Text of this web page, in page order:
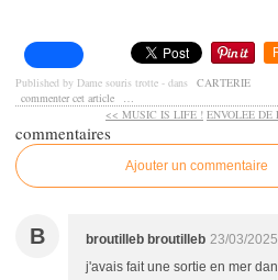
Published by Dame souris trotte - dans CARTERIE
commenter cet article
…
<< MUSIC IS LIFE ! ENVOLEE DE
commentaires
Ajouter un commentaire
B broutilleb broutilleb 23/03/
j'avais fait une sortie en mer